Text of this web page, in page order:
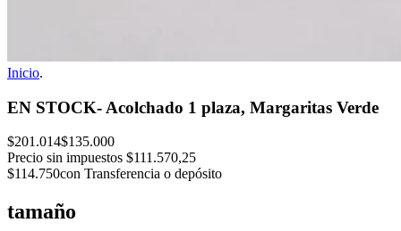
Inicio.
EN STOCK- Acolchado 1 plaza, Margaritas Verde
$201.014$135.000
Precio sin impuestos $111.570,25
$114.750con Transferencia o depósito
tamaño